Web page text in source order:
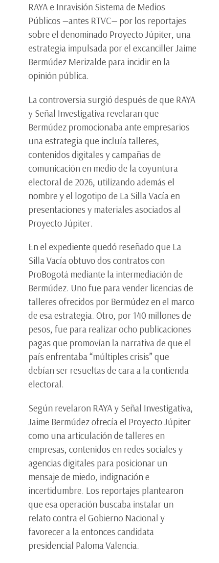
RAYA e Inravisión Sistema de Medios
Públicos —antes RTVC— por los reportajes
sobre el denominado Proyecto Júpiter, una
estrategia impulsada por el excanciller Jaime
Bermúdez Merizalde para incidir en la
opinión pública.
La controversia surgió después de que RAYA
y Señal Investigativa revelaran que
Bermúdez promocionaba ante empresarios
una estrategia que incluía talleres,
contenidos digitales y campañas de
comunicación en medio de la coyuntura
electoral de 2026, utilizando además el
nombre y el logotipo de La Silla Vacía en
presentaciones y materiales asociados al
Proyecto Júpiter.
En el expediente quedó reseñado que La
Silla Vacía obtuvo dos contratos con
ProBogotá mediante la intermediación de
Bermúdez. Uno fue para vender licencias de
talleres ofrecidos por Bermúdez en el marco
de esa estrategia. Otro, por 140 millones de
pesos, fue para realizar ocho publicaciones
pagas que promovían la narrativa de que el
país enfrentaba “múltiples crisis” que
debían ser resueltas de cara a la contienda
electoral.
Según revelaron RAYA y Señal Investigativa,
Jaime Bermúdez ofrecía el Proyecto Júpiter
como una articulación de talleres en
empresas, contenidos en redes sociales y
agencias digitales para posicionar un
mensaje de miedo, indignación e
incertidumbre. Los reportajes plantearon
que esa operación buscaba instalar un
relato contra el Gobierno Nacional y
favorecer a la entonces candidata
presidencial Paloma Valencia.